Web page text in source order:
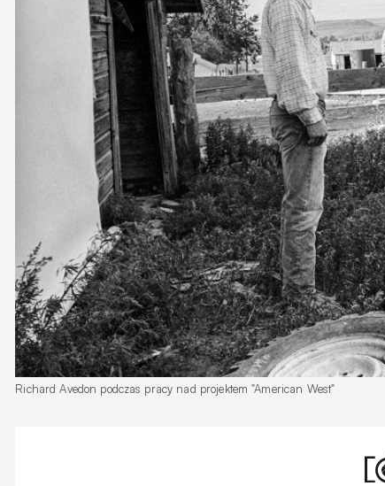
Richard Avedon podczas pracy nad projektem "American West"